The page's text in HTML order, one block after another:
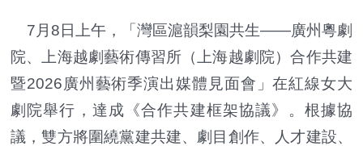
7月8日上午，「灣區滬韻梨園共生——廣州粵劇
院、上海越劇藝術傳習所（上海越劇院）合作共建
暨2026廣州藝術季演出媒體見面會」在紅線女大
劇院舉行，達成《合作共建框架協議》。根據協
議，雙方將圍繞黨建共建、劇目創作、人才建設、